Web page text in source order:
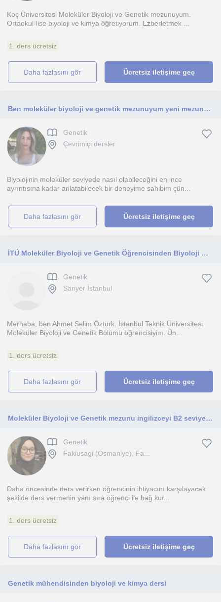
Koç Üniversitesi Moleküler Biyoloji ve Genetik mezunuyum.
Ortaokul-lise biyoloji ve kimya öğretiyorum. Ezberletmek ...
1. ders ücretsiz
daha fazlasını gör Ücretsiz iletişime geç
Ben moleküler biyoloji ve genetik mezunuyum yeni mezunum ve oldukça dinamiğim bildiklerimi sizlerle paylaşmak beni mutlu eder
Genetik
Çevrimiçi dersler
Biyolojinin moleküler seviyede nasıl olabileceğini en ince
ayrıntısına kadar anlatabilecek bir deneyime sahibim çün...
daha fazlasını gör Ücretsiz iletişime geç
İTÜ Moleküler Biyoloji ve Genetik Öğrencisinden Biyoloji Özel Dersi
Genetik
Sariyer İstanbul
Merhaba, ben Ahmet Selim Öztürk. İstanbul Teknik Üniversitesi
Moleküler Biyoloji ve Genetik Bölümü öğrencisiyim. Ün...
1. ders ücretsiz
daha fazlasını gör Ücretsiz iletişime geç
Moleküler Biyoloji ve Genetik mezunu ingilizceyi B2 seviyesinde konuşabilen biriyim. İlkokul- ortaokul-lise öğrencilerine yönelik
Genetik
Fakiusagi (Osmaniye), Fa...
Daha öncesinde ders verirken öğrencinin ihtiyacını karşılayacak
şekilde ders vermenin yanı sıra öğrenci ile bağ kur...
1. ders ücretsiz
daha fazlasını gör Ücretsiz iletişime geç
Genetik mühendisinden biyoloji ve kimya dersi